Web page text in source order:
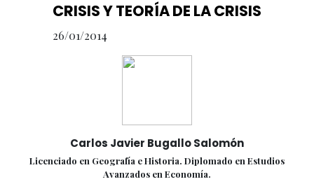
CRISIS Y TEORÍA DE LA CRISIS
26/01/2014
Carlos Javier Bugallo Salomón
Licenciado en Geografía e Historia. Diplomado en Estudios
Avanzados en Economía.